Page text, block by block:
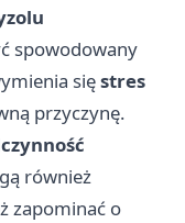
spowodowany
sięstres
przyczynę.
również
zapominać o